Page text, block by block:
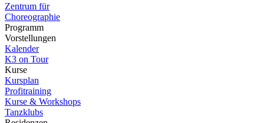
Zentrum für
Choreographie
Programm
Vorstellungen
Kalender
K3 on Tour
Kurse
Kursplan
Profitraining
Kurse & Workshops
Tanzklubs